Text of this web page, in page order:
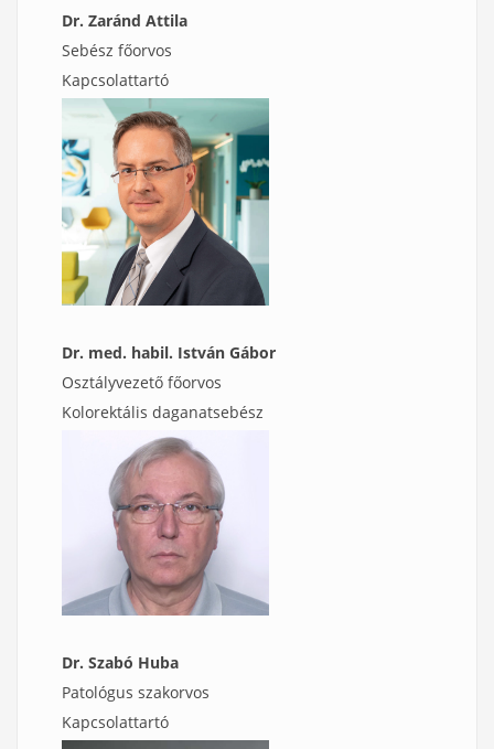
Dr. Zaránd Attila
Sebész főorvos
Kapcsolattartó
Dr. med. habil. István Gábor
Osztályvezető főorvos
Kolorektális daganatsebész
Dr. Szabó Huba
Patológus szakorvos
Kapcsolattartó